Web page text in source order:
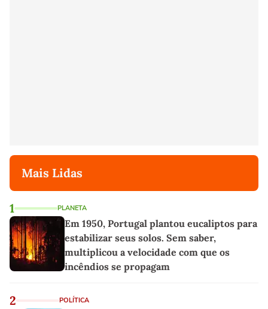
Mais Lidas
1 PLANETA
Em 1950, Portugal plantou eucaliptos para
estabilizar seus solos. Sem saber,
multiplicou a velocidade com que os
incêndios se propagam
2 POLÍTICA